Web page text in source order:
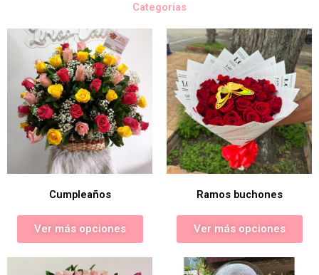
Categorias
Cumpleaños
Ver más opciones
Ramos buchones
Ver más opciones